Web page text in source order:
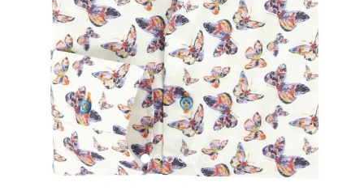
POLOS
FEMME
Imprimés
Chaussettes
Accessoires